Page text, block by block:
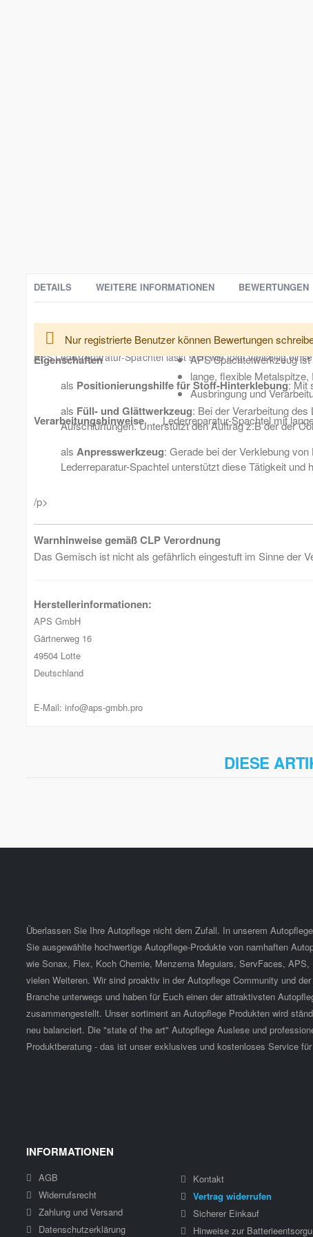
DETAILS
APS Lederreparatur-Spachtel ist ein praktisches
APS Lederreparatur-Spachtel lässt sich wie folgt vielseitig
als Positionierungshilfe für Stoff-Hinterklebung: Mit
als Füll- und Glättwerkzeug: Bei der Verarbeitung
Aufschlürfungen. Unterstützt den Auftrag z.B der der
als Anpresswerkzeug: Gerade bei der Verklebung
Lederreparatur-Spachtel unterstützt diese Tätigkeit
/p>
Warnhinweise gemäß CLP Verordnung
Das Gemisch ist nicht als gefährlich eingestuft im Sinne der
Herstellerinformationen:
APS GmbH
Gärtnerweg 16
49504 Lotte
Deutschland
E-Mail: info@aps-gmbh.pro
WEITERE INFORMATIONEN
Weitere
Informationen
Lieferzeit 2-3 Tage
Eigenschaften
APS Spachtelwerkzeug
lange, flexible Metalspitze,
Ausbringung und
Verarbeitungshinweise Lederreparatur-Spachtel mit
BEWERTUNGEN
Nur registrierte Benutzer können Bewertungen
DIESE
Überlassen Sie Ihre Autopflege nicht dem Zufall. In unserem
Sie ausgewählte hochwertige Autopflege-Produkte von namhaften
wie Sonax, Flex, Koch Chemie, Menzerna Meguiars, ServFaces, APS,
vielen Weiteren. Wir sind proaktiv in der Autopflege Community und
Branche unterwegs und haben für Euch einen der attraktivsten
zusammengestellt. Unser sortiment an Autopflege Produkten wird
neu balanciert. Die "state of the art" Autopflege Auslese und
Produktberatung - das ist unser exklusives und kostenloses Service
INFORMATIONEN
AGB
Widerrufsrecht
Zahlung und Versand
Datenschutzerklärung
Kontakt
Vertrag widerrufen
Sicherer Einkauf
Hinweise zur